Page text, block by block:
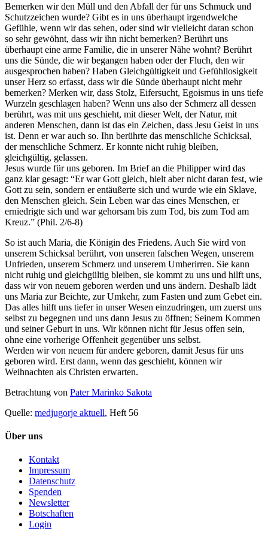
Bemerken wir den Müll und den Abfall der für uns Schmuck und
Schutzzeichen wurde? Gibt es in uns überhaupt irgendwelche
Gefühle, wenn wir das sehen, oder sind wir vielleicht daran schon
so sehr gewöhnt, dass wir ihn nicht bemerken? Berührt uns
überhaupt eine arme Familie, die in unserer Nähe wohnt? Berührt
uns die Sünde, die wir begangen haben oder der Fluch, den wir
ausgesprochen haben? Haben Gleichgültigkeit und Gefühllosigkeit
unser Herz so erfasst, dass wir die Sünde überhaupt nicht mehr
bemerken? Merken wir, dass Stolz, Eifersucht, Egoismus in uns tiefe
Wurzeln geschlagen haben? Wenn uns also der Schmerz all dessen
berührt, was mit uns geschieht, mit dieser Welt, der Natur, mit
anderen Menschen, dann ist das ein Zeichen, dass Jesu Geist in uns
ist. Denn er war auch so. Ihn berührte das menschliche Schicksal,
der menschliche Schmerz. Er konnte nicht ruhig bleiben,
gleichgültig, gelassen.
Jesus wurde für uns geboren. Im Brief an die Philipper wird das
ganz klar gesagt: “Er war Gott gleich, hielt aber nicht daran fest, wie
Gott zu sein, sondern er entäußerte sich und wurde wie ein Sklave,
den Menschen gleich. Sein Leben war das eines Menschen, er
erniedrigte sich und war gehorsam bis zum Tod, bis zum Tod am
Kreuz.” (Phil. 2/6-8)
So ist auch Maria, die Königin des Friedens. Auch Sie wird von
unserem Schicksal berührt, von unseren falschen Wegen, unserem
Unfrieden, unserem Schmerz und unserem Umherirren. Sie kann
nicht ruhig und gleichgültig bleiben, sie kommt zu uns und hilft uns,
dass wir von neuem geboren werden und uns ändern. Deshalb lädt
uns Maria zur Beichte, zur Umkehr, zum Fasten und zum Gebet ein.
Das alles hilft uns tiefer in unser Wesen einzudringen, um zuerst uns
selbst zu begegnen und uns dann Jesus zu öffnen; Seinem Kommen
und seiner Geburt in uns. Wir können nicht für Jesus offen sein,
ohne eine vorherige Offenheit gegenüber uns selbst.
Werden wir von neuem für andere geboren, damit Jesus für uns
geboren wird. Erst dann, wenn das geschieht, können wir
Weihnachten als Christen erwarten.
Betrachtung von Pater Marinko Sakota
Quelle: medjugorje aktuell, Heft 56
Über uns
Kontakt
Impressum
Datenschutz
Spenden
Newsletter
Botschaften
Login